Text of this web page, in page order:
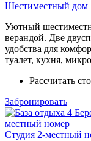
Шестиместный дом
Уютный
верандой. Две
удобства для
туалет, кухня,
Рассчитать
Забронировать
Студия 2-местный